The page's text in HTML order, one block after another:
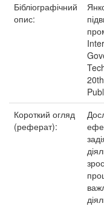
Бібліографічний
опис:
Короткий огляд
(реферат):